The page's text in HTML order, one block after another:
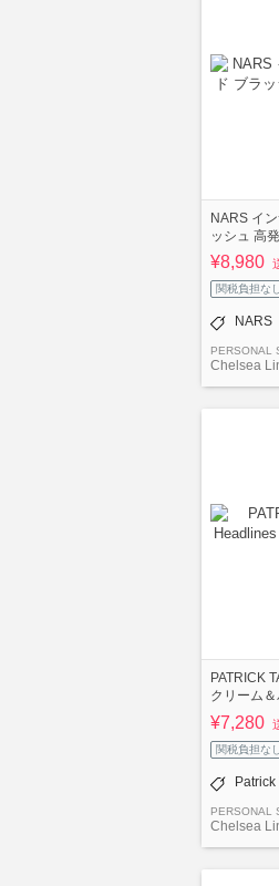
NARS イ
ッシュ 高
¥8,980
関税負担な
NARS
PERSONAL
Chelsea
PATRICK
クリーム
¥7,280
関税負担なし
Patrick
PERSONAL
Chelsea